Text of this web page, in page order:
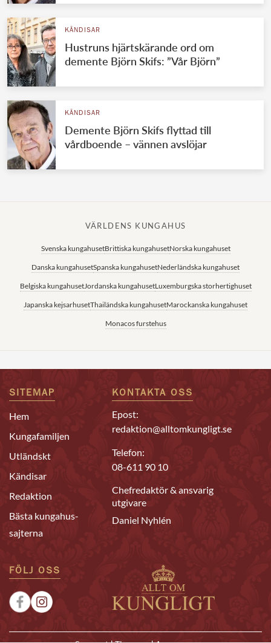
KÄNDISAR
Hustruns hjärtskärande ord om
demente Björn Skifs: ”Vår Björn”
KÄNDISAR
Demente Björn Skifs flyttad till
vårdboende – vännen avslöjar
VÄRLDENS KUNGAHUS
Svenska kungahusetBrittiska kungahusetNorska kungahuset
Danska kungahusetSpanska kungahusetNederländska kungahuset
Belgiska kungahusetJordanska kungahusetLuxemburgska storhertighuset
Japanska kejsarhusetThailändska kungahusetMarockanska kungahuset
Monacos furstehus
SITEMAP
Hem
Kungafamiljen
Utländskt
Kändisar
Redaktion
Bästa kungahus-
sajterna
KONTAKTA OSS
Epost:
redaktion@alltomkungligt.se
Telefon:
08-611 90 10
Chefredaktör & ansvarig
utgivare
Daniel Nyhlén
FÖLJ OSS